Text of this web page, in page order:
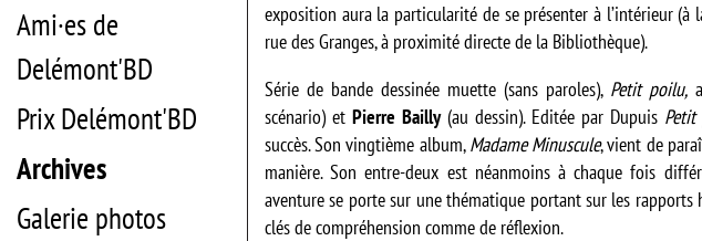
Ami·es de
Delémont'BD
Prix Delémont'BD
Archives
Galerie photos
exposition aura la particularité de se présenter à l’intérieur (à
rue des Granges, à proximité directe de la Bibliothèque).
Série de bande dessinée muette (sans paroles), Petit poilu,
scénario) et Pierre Bailly(au dessin). Editée par Dupuis
succès. Son vingtième album,Madame Minuscule, vient de
manière. Son entre-deux est néanmoins à chaque fois
aventure se porte sur une thématique portant sur les
clés de compréhension comme de réflexion.